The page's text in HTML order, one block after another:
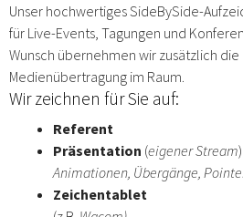
Unser hochwertiges SideBySide-
für Live-Events, Tagungen und
Wunsch übernehmen wir zusätzlich
Medienübertragung im Raum.
Wir zeichnen für Sie auf:
Referent
Präsentation (eigener Stream)
Animationen, Übergänge,
Zeichentablet